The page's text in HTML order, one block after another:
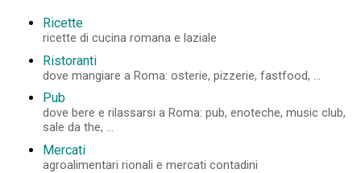
Ricette
ricette di cucina romana e laziale
Ristoranti
dove mangiare a Roma: osterie, pizzerie, fastfood, ...
Pub
dove bere e rilassarsi a Roma: pub, enoteche, music club,
sale da the, ...
Mercati
agroalimentari rionali e mercati contadini